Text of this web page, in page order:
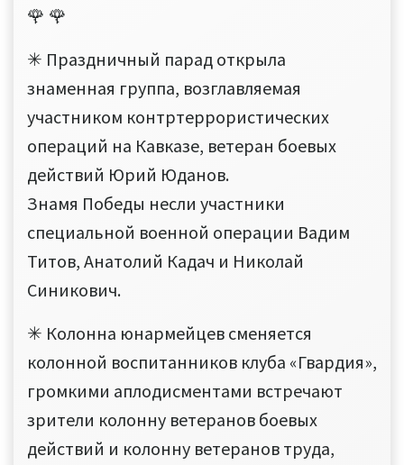
🌹 🌹
✳ Праздничный парад открыла
знаменная группа, возглавляемая
участником контртеррористических
операций на Кавказе, ветеран боевых
действий Юрий Юданов.
Знамя Победы несли участники
специальной военной операции Вадим
Титов, Анатолий Кадач и Николай
Синикович.
✳ Колонна юнармейцев сменяется
колонной воспитанников клуба «Гвардия»,
громкими аплодисментами встречают
зрители колонну ветеранов боевых
действий и колонну ветеранов труда,